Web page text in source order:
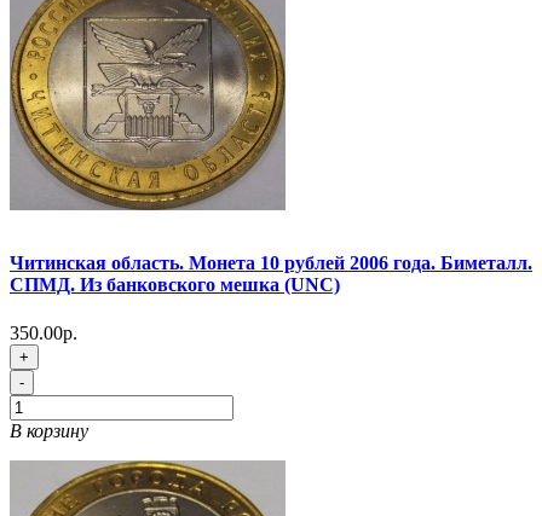
Читинская область. Монета 10 рублей 2006 года. Биметалл.
СПМД. Из банковского мешка (UNC)
350.00р.
+
-
В корзину